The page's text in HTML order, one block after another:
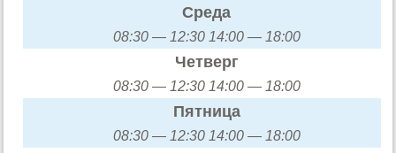
Среда
08:30 — 12:30 14:00 — 18:00
Четверг
08:30 — 12:30 14:00 — 18:00
Пятница
08:30 — 12:30 14:00 — 18:00